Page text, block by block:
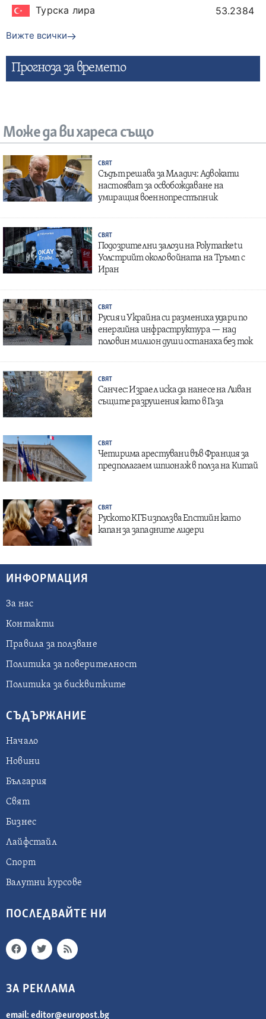
Турска лира
53.2384
Вижте всички
Прогнозa за времето
Може да ви хареса също
СВЯТ
Съдът решава за Младич: Адвокати
настояват за освобождаване на
умиращия военнопрестъпник
СВЯТ
Подозрителни залози на Polymarket и
Уолстрийт около войната на Тръмп с
Иран
СВЯТ
Русия и Украйна си размениха удари по
енергийна инфраструктура — над
половин милион души останаха без ток
СВЯТ
Санчес: Израел иска да нанесе на Ливан
същите разрушения като в Газа
СВЯТ
Четирима арестувани във Франция за
предполагаем шпионаж в полза на Китай
СВЯТ
Руското КГБ използва Епстийн като
капан за западните лидери
ИНФОРМАЦИЯ
За нас
Контакти
Правила за ползване
Политика за поверителност
Политика за бисквитките
СЪДЪРЖАНИЕ
Начало
Новини
България
Свят
Бизнес
Лайфстайл
Спорт
Валутни курсове
ПОСЛЕДВАЙТЕ НИ
ЗА РЕКЛАМА
email: editor@europost.bg